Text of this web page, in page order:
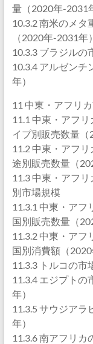
量（2020年-2031
10.3.2 南米のメ
（2020年-2031年）
10.3.3 ブラジルの
10.3.4 アルゼン
年）
11 中東・アフリ
11.1 中東・アフ
イプ別販売数量（
11.2 中東・アフ
途別販売数量（
11.3 中東・アフ
別市場規模
11.3.1 中東・ア
国別販売数量（
11.3.2 中東・ア
国別消費額（2020
11.3.3 トルコの市
11.3.4 エジプト
年）
11.3.5 サウジア
年）
11.3.6 南アフリカ